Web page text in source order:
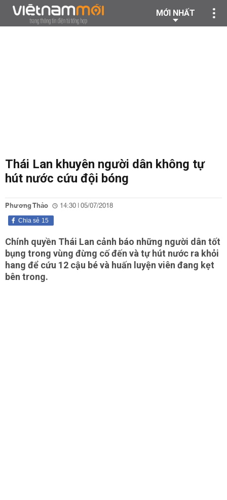
MỚI NHẤT
Thái Lan khuyên người dân không tự
hút nước cứu đội bóng
Phương Thảo 14:30 | 05/07/2018
15
Chia sẻ
Chính quyền Thái Lan cảnh báo những người dân tốt
bụng trong vùng đừng cố đến và tự hút nước ra khỏi
hang để cứu 12 cậu bé và huấn luyện viên đang kẹt
bên trong.